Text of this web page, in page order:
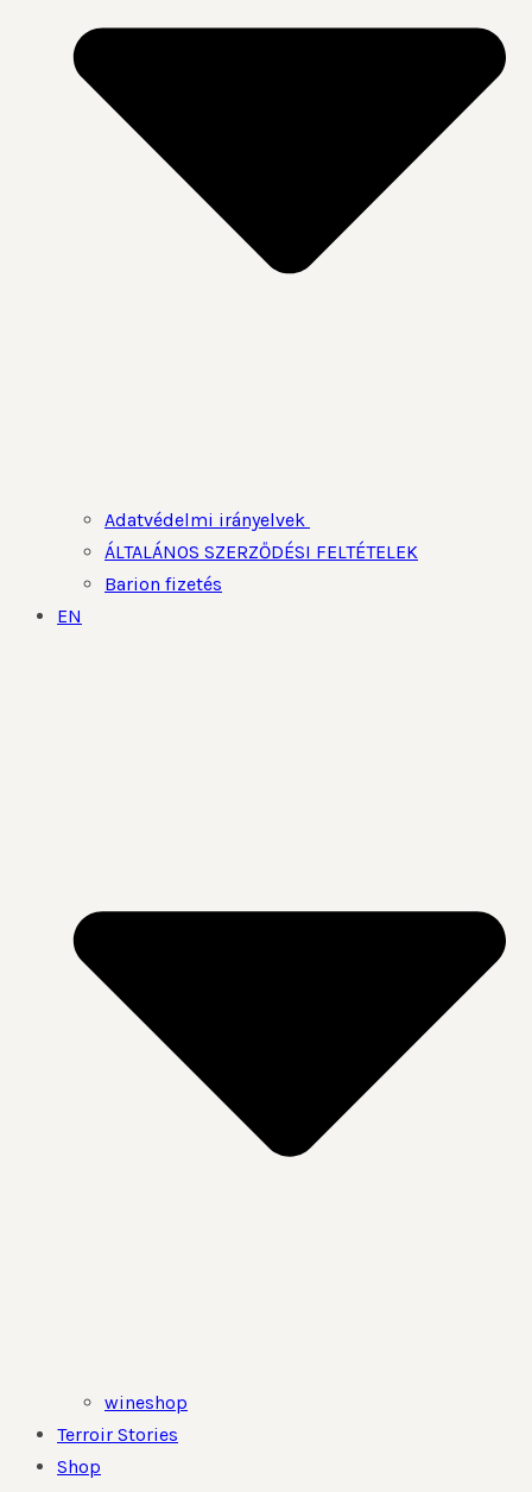
Adatvédelmi irányelvek
ÁLTALÁNOS SZERZŐDÉSI FELTÉTELEK
Barion fizetés
EN
wineshop
Terroir Stories
Shop